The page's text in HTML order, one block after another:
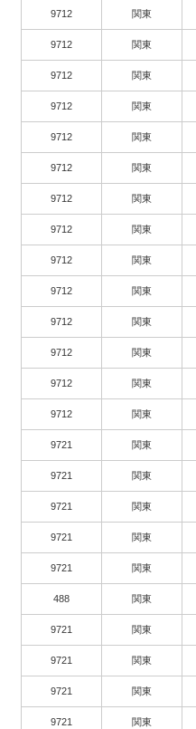
9712 関東
9712 関東
9712 関東
9712 関東
9712 関東
9712 関東
9712 関東
9712 関東
9712 関東
9712 関東
9712 関東
9712 関東
9712 関東
9712 関東
9721 関東
9721 関東
9721 関東
9721 関東
9721 関東
488 関東
9721 関東
9721 関東
9721 関東
9721 関東